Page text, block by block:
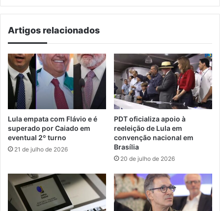
Artigos relacionados
Lula empata com Flávio e é
superado por Caiado em
eventual 2º turno
21 de julho de 2026
PDT oficializa apoio à
reeleição de Lula em
convenção nacional em
Brasília
20 de julho de 2026